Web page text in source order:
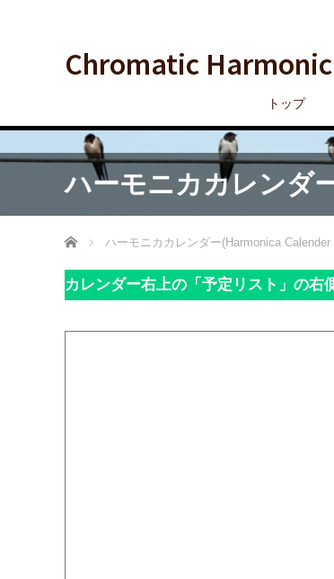
Chromatic
トップ
ハーモニカカレンダ
ホーム ハーモニカカレンダー(Harmonica
カレンダー右上の「予定リスト」の右